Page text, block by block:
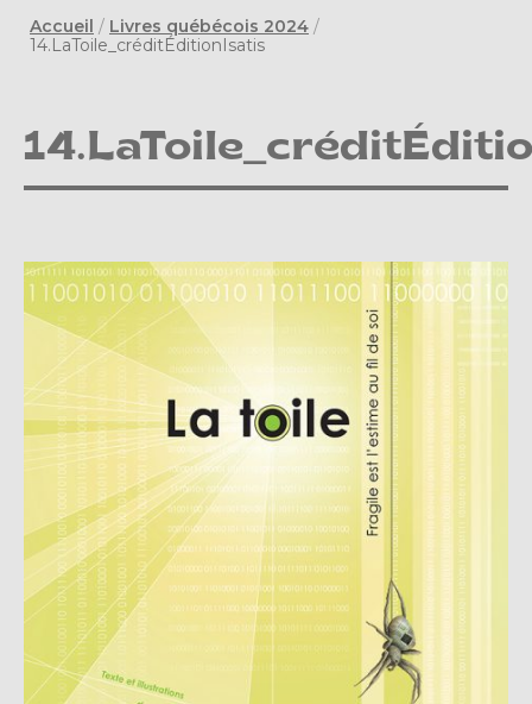
Accueil / Livres québécois 2024 /
14.LaToile_créditÉditionIsatis